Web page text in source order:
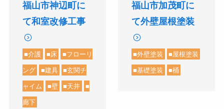
福山市神辺町に
て和室改修工事
■介護 ■床 ■フローリ
ング ■建具 ■玄関チ
ャイム ■壁 ■天井 ■
廊下
福山市加茂町に
て外壁屋根塗装
■外壁塗装 ■屋根塗装
■基礎塗装 ■桶